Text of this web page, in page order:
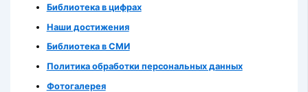
Библиотека в цифрах
Наши достижения
Библиотека в СМИ
Политика обработки персональных данных
Фотогалерея